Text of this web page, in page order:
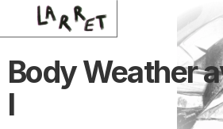
Body Weather
I